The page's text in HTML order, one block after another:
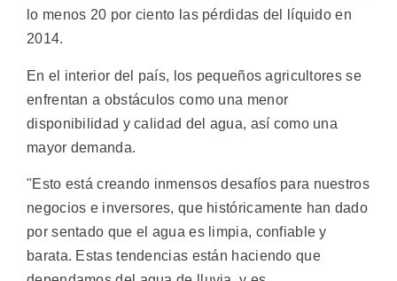
lo menos 20 por ciento las pérdidas del líquido en
2014.
En el interior del país, los pequeños agricultores se
enfrentan a obstáculos como una menor
disponibilidad y calidad del agua, así como una
mayor demanda.
"Esto está creando inmensos desafíos para nuestros
negocios e inversores, que históricamente han dado
por sentado que el agua es limpia, confiable y
barata. Estas tendencias están haciendo que